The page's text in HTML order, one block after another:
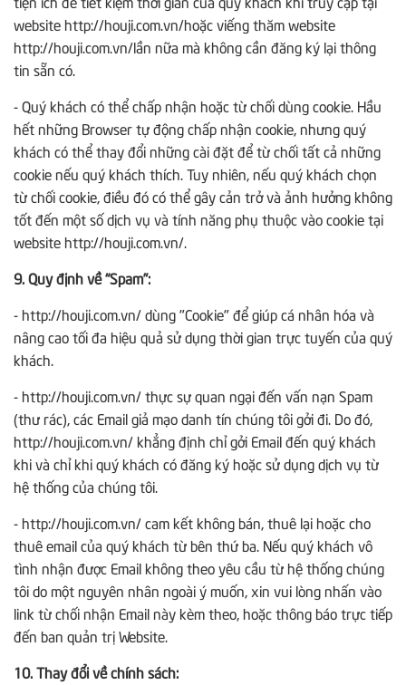
website http://houji.com.vn/hoặc viếng thăm website
http://houji.com.vn/lần nữa mà không cần đăng ký lại thông
tin sẵn có.
- Quý khách có thể chấp nhận hoặc từ chối dùng cookie. Hầu
hết những Browser tự động chấp nhận cookie, nhưng quý
khách có thể thay đổi những cài đặt để từ chối tất cả những
cookie nếu quý khách thích. Tuy nhiên, nếu quý khách chọn
từ chối cookie, điều đó có thể gây cản trở và ảnh hưởng không
tốt đến một số dịch vụ và tính năng phụ thuộc vào cookie tại
website http://houji.com.vn/.
9. Quy định về “Spam”:
- http://houji.com.vn/ dùng "Cookie" để giúp cá nhân hóa và
nâng cao tối đa hiệu quả sử dụng thời gian trực tuyến của quý
khách.
- http://houji.com.vn/ thực sự quan ngại đến vấn nạn Spam
(thư rác), các Email giả mạo danh tín chúng tôi gởi đi. Do đó,
http://houji.com.vn/ khẳng định chỉ gởi Email đến quý khách
khi và chỉ khi quý khách có đăng ký hoặc sử dụng dịch vụ từ
hệ thống của chúng tôi.
- http://houji.com.vn/ cam kết không bán, thuê lại hoặc cho
thuê email của quý khách từ bên thứ ba. Nếu quý khách vô
tình nhận được Email không theo yêu cầu từ hệ thống chúng
tôi do một nguyên nhân ngoài ý muốn, xin vui lòng nhấn vào
link từ chối nhận Email này kèm theo, hoặc thông báo trực tiếp
đến ban quản trị Website.
10. Thay đổi về chính sách: